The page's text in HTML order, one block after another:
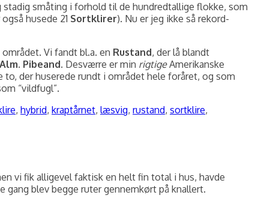
stadig småting i forhold til de hundredtallige flokke, som
husede 21 Sortklirer). Nu er jeg ikke så rekord-
Vi fandt bl.a. en Rustand, der lå blandt
Pibeand. Desværre er min rigtigeAmerikanske
der huserede rundt i området hele foråret, og som
“vildfugl”.
, hybrid, kraptårnet, læsvig, rustand, sortklire,
vi fik alligevel faktisk en helt fin total i hus, havde
blev begge ruter gennemkørt på knallert.